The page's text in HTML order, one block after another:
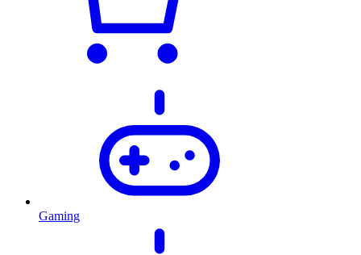
Gaming